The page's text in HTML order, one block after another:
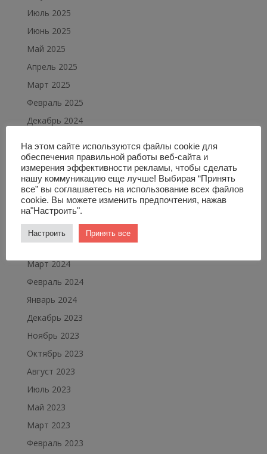
Июль 2025
Июнь 2025
Май 2025
Апрель 2025
Март 2025
Февраль 2025
Декабрь 2024
Октябрь 2024
Сентябрь 2024
Август 2024
Июль 2024
Май 2024
Апрель 2024
Март 2024
Февраль 2024
Январь 2024
Декабрь 2023
Ноябрь 2023
Октябрь 2023
Август 2023
Июль 2023
Май 2023
Март 2023
Февраль 2023
На этом сайте используются файлы cookie для
обеспечения правильной работы веб-сайта и
измерения эффективности рекламы, чтобы сделать
нашу коммуникацию еще лучше! Выбирая “Принять
все” вы соглашаетесь на использование всех файлов
cookie. Вы можете изменить предпочтения, нажав
на"Настроить".
Настроить Принять все